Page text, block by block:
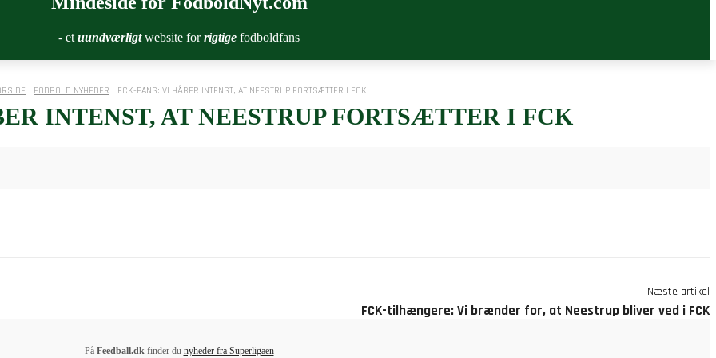
- et uundværligtwebsite forrigtige fodboldfans
FODBOLD NYHEDER FCK-FANS: VI HÅBER INTENST, AT NEESTRUP FORTSÆTTER I FCK
INTENST, AT NEESTRUP FORTSÆTTER I FCK
Næste artikel
FCK-tilhængere: Vi brænder for, at Neestrup bliver ved i FCK
På Feedball.dkfinder du nyheder fra Superligaen